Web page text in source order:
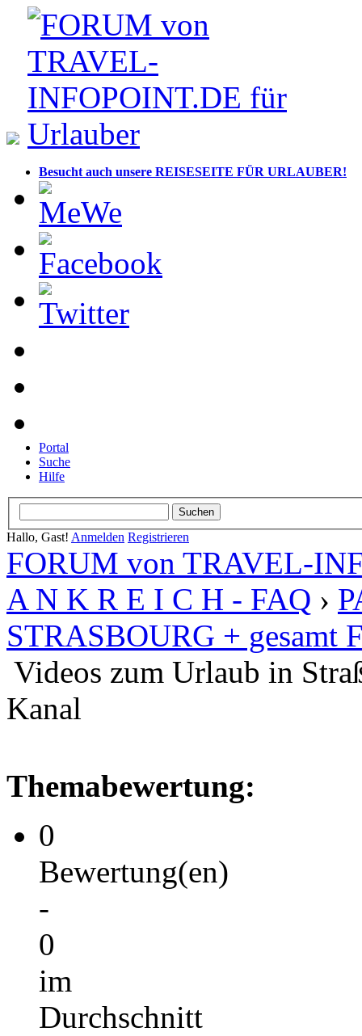
Besucht auch unsere REISESEITE FÜR URLAUBER!
Portal
Suche
Hilfe
Hallo, Gast! Anmelden Registrieren
FORUM von TRAVEL-
A N K R E I C H - FAQ ›
STRASBOURG + gesamt
Videos zum Urlaub in
Kanal
Themabewertung:
0
Bewertung(en)
-
0
im
Durchschnitt